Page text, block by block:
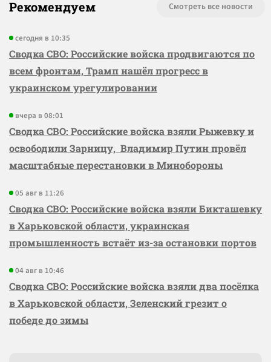
Рекомендуем Смотреть все новости
сегодня в 10:35
Сводка СВО: Российские войска продвигаются по
всем фронтам, Трамп нашёл прогресс в
украинском урегулировании
вчера в 08:01
Сводка СВО: Российские войска взяли Рыжевку и
освободили Зарницу, Владимир Путин провёл
масштабные перестановки в Минобороны
05 авг в 11:26
Сводка СВО: Российские войска взяли Бикташевку
в Харьковской области, украинская
промышленность встаёт из-за остановки портов
04 авг в 10:46
Сводка СВО: Российские войска взяли два посёлка
в Харьковской области, Зеленский грезит о
победе до зимы